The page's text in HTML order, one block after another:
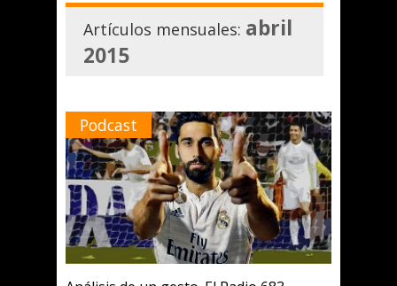
Artículos mensuales: abril
2015
Podcast